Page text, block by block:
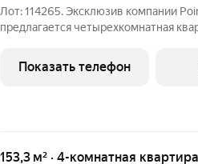
Лот: 114265. Эксклюзив компании
предлагается четырехкомнатная
"Полянка/44" в районе
Возможная планировка:
Показать телефон
153,3 м² · 4-комнатная